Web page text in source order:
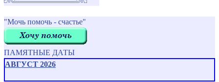
"Мочь помочь - счастье"
ПАМЯТНЫЕ ДАТЫ
АВГУСТ 2026